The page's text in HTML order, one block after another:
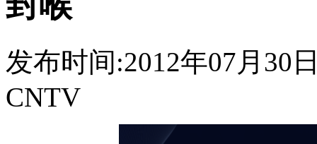
发布时间:2012年07月30
CNTV